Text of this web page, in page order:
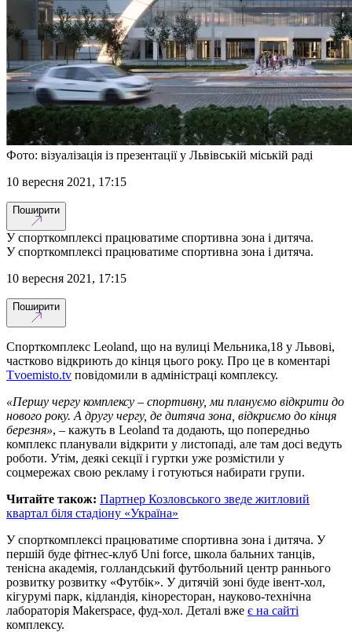
Фото: візуалізація із презентації у Львівській міській раді
10 вересня 2021, 17:15
Поширити
У спорткомплексі працюватиме спортивна зона і дитяча.
У спорткомплексі працюватиме спортивна зона і дитяча.
10 вересня 2021, 17:15
Поширити
Спорткомплекс Leoland, що на вулиці Мельника,18 у Львові,
частково відкриють до кінця цього року. Про це в коментарі
Тvoemisto.tv повідомили в адміністраці комплексу.
«Першу чергу комплексу – спортивну, ми плануємо відкрити до
нового року. А другу чергу, де дитяча зона, відкриємо до кінця
березня», – кажуть в Leoland та додають, що попередньо
комплекс планували відкрити у листопаді, але там досі ведуть
роботи. Утім, деякі секції і гуртки уже розмістили у
соцмережах свою рекламу і готуються набирати групи.
Читайте також: Партнер Козловського зведе житловий
квартал біля стадіону «Україна»
У спорткомплексі працюватиме спортивна зона і дитяча. У
першій буде фітнес-клуб Uni force, школа бальних танців,
тенісна академія, голландський футбольний центр раннього
розвитку розвитку «Футбік». У дитячій зоні буде івент-хол,
кігурумі парк, кідландія, кіноресторан, науково-технічна
лабораторія Мakerspace, фуд-хол. Деталі вже є на сайті
комплексу.